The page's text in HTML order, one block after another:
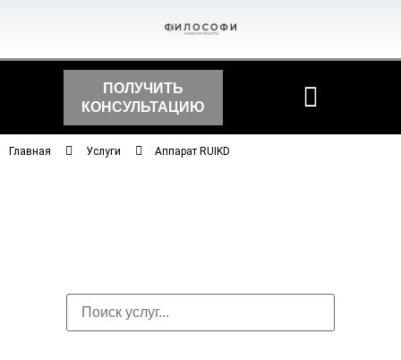
ПОЛУЧИТЬ
КОНСУЛЬТАЦИЮ
Главная Услуги Аппарат RUIKD